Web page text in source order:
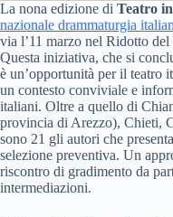
La nona edizione di Teatro
nazionale drammaturgia
via l’11 marzo nel Ridotto
Questa iniziativa, che si
è un’opportunità per il teatro
un contesto conviviale e
italiani. Oltre a quello di
provincia di Arezzo), Chieti,
sono 21 gli autori che
selezione preventiva. Un
riscontro di gradimento da
intermediazioni.